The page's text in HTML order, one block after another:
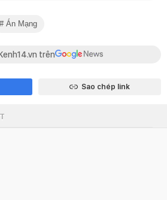
Án Mạng
trên
Sao chép link